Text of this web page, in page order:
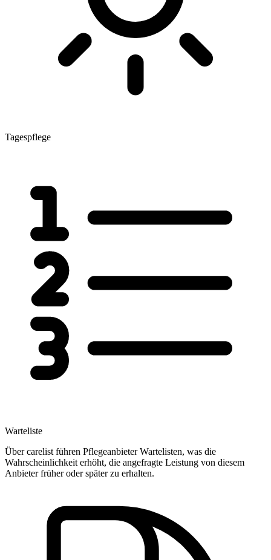
Tagespflege
Warteliste
Über carelist führen Pflegeanbieter Wartelisten, was die
Wahrscheinlichkeit erhöht, die angefragte Leistung von diesem
Anbieter früher oder später zu erhalten.